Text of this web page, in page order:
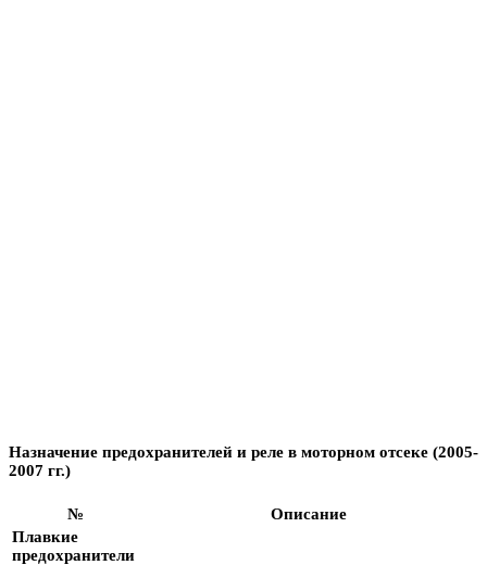
Назначение предохранителей и реле в моторном отсеке (2005-
2007 гг.)
№
Описание
Плавкие
предохранители